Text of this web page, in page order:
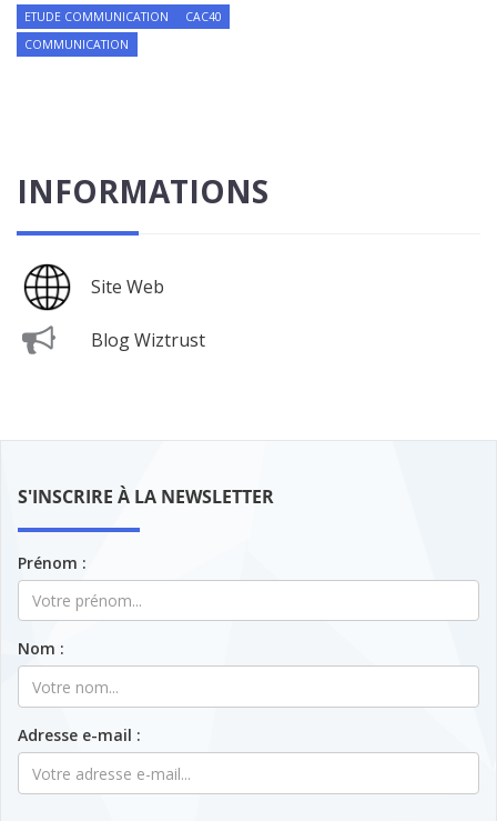
ETUDE COMMUNICATION
CAC40
COMMUNICATION
INFORMATIONS
Site Web
Blog Wiztrust
S'INSCRIRE À LA NEWSLETTER
Prénom :
Nom :
Adresse e-mail :